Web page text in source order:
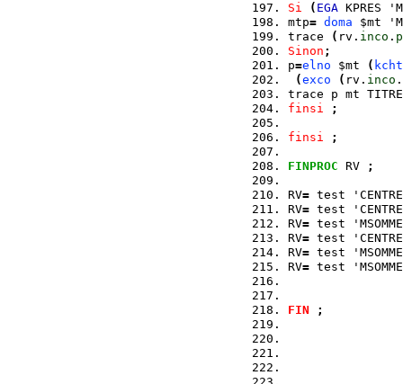
Si ( EGA KPRES
mtp= doma $mt
trace
( rv. inco .
Sinon ;
p=elno $mt ( kcht
(exco ( rv. inco .
trace p mt
finsi
;
finsi ;
FINPROC RV ;
RV= test
RV= test
RV= test
RV= test
RV= test
RV= test
FIN ;